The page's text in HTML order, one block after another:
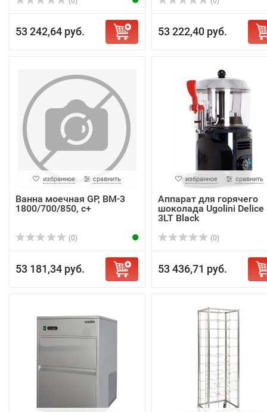
53 242,64 руб. 53 222,40 руб.
избранное сравнить
Ванна моечная GP, ВМ-3
1800/700/850, с+
(0)
53 181,34 руб.
избранное сравнить
Аппарат для горячего
шоколада Ugolini Delice
3LT Black
(0)
53 436,71 руб.